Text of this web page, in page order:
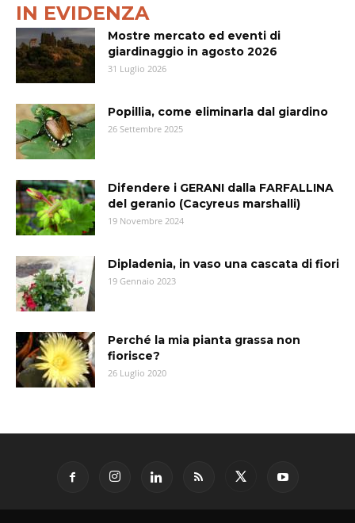
IN EVIDENZA
Mostre mercato ed eventi di
giardinaggio in agosto 2026
31 Luglio 2026
Popillia, come eliminarla dal giardino
26 Settembre 2025
Difendere i GERANI dalla FARFALLINA
del geranio (Cacyreus marshalli)
19 Novembre 2024
Dipladenia, in vaso una cascata di fiori
19 Gennaio 2023
Perché la mia pianta grassa non
fiorisce?
26 Luglio 2020